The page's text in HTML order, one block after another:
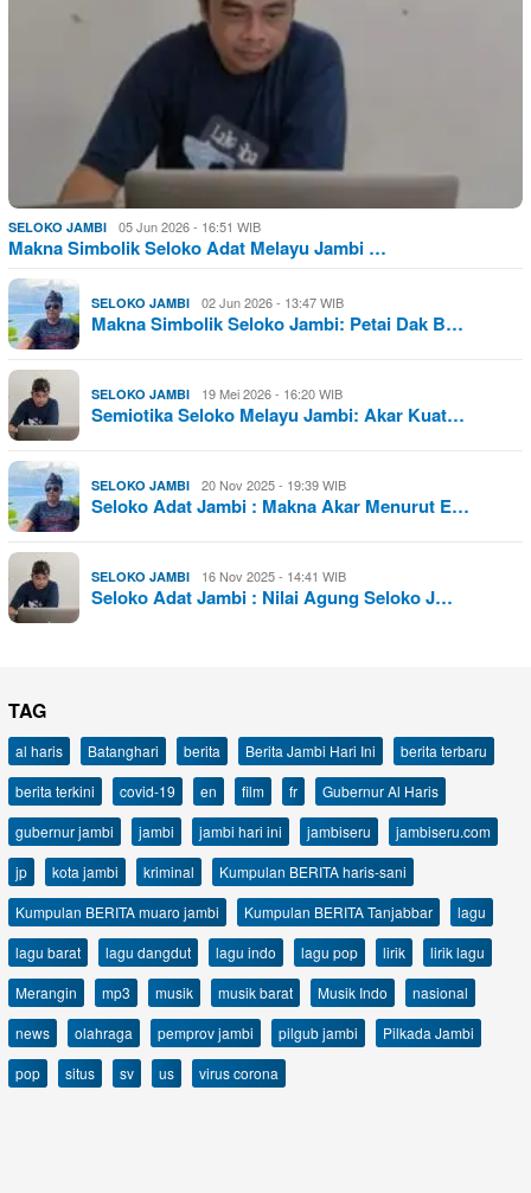
SELOKO JAMBI 05 Jun 2026 - 16:51 WIB
Makna Simbolik Seloko Adat Melayu Jambi …
SELOKO JAMBI 02 Jun 2026 - 13:47 WIB
Makna Simbolik Seloko Jambi: Petai Dak B…
SELOKO JAMBI 19 Mei 2026 - 16:20 WIB
Semiotika Seloko Melayu Jambi: Akar Kuat…
SELOKO JAMBI 20 Nov 2025 - 19:39 WIB
Seloko Adat Jambi : Makna Akar Menurut E…
SELOKO JAMBI 16 Nov 2025 - 14:41 WIB
Seloko Adat Jambi : Nilai Agung Seloko J…
TAG
al haris Batanghari berita Berita Jambi Hari Ini
berita terbaru
berita terkini
covid-19 en film fr
Gubernur Al Haris
gubernur jambi
jambi jambi hari ini jambiseru
jambiseru.com
jp
kota jambi kriminal
Kumpulan BERITA haris-sani
Kumpulan BERITA muaro jambi
Kumpulan BERITA Tanjabbar
lagu
lagu barat
lagu dangdut lagu indo lagu pop lirik
lirik lagu
Merangin
mp3 musik musik barat Musik Indo
nasional
news
olahraga pemprov jambi pilgub jambi
Pilkada Jambi
pop
situs sv us virus corona